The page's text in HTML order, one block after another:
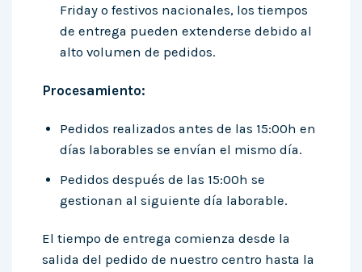
Friday o festivos nacionales, los tiempos
de entrega pueden extenderse debido al
alto volumen de pedidos.
Procesamiento:
Pedidos realizados antes de las 15:00h en
días laborables se envían el mismo día.
Pedidos después de las 15:00h se
gestionan al siguiente día laborable.
El tiempo de entrega comienza desde la
salida del pedido de nuestro centro hasta la